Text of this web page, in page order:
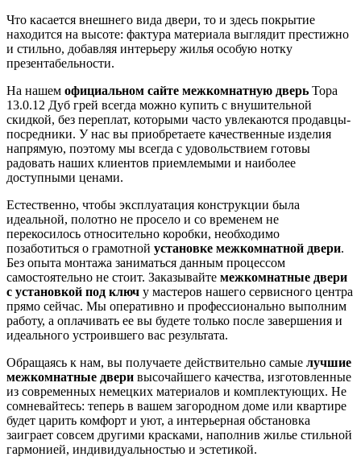
Что касается внешнего вида двери, то и здесь покрытие
находится на высоте: фактура материала выглядит престижно
и стильно, добавляя интерьеру жилья особую нотку
презентабельности.
На нашем официальном сайте межкомнатную дверь Тора
13.0.12 Дуб грей всегда можно купить с внушительной
скидкой, без переплат, которыми часто увлекаются продавцы-
посредники. У нас вы приобретаете качественные изделия
напрямую, поэтому мы всегда с удовольствием готовы
радовать наших клиентов приемлемыми и наиболее
доступными ценами.
Естественно, чтобы эксплуатация конструкции была
идеальной, полотно не просело и со временем не
перекосилось относительно коробки, необходимо
позаботиться о грамотной установке межкомнатной двери.
Без опыта монтажа заниматься данным процессом
самостоятельно не стоит. Заказывайте межкомнатные двери
с установкой под ключ у мастеров нашего сервисного центра
прямо сейчас. Мы оперативно и профессионально выполним
работу, а оплачивать ее вы будете только после завершения и
идеального устроившего вас результата.
Обращаясь к нам, вы получаете действительно самые лучшие
межкомнатные двери высочайшего качества, изготовленные
из современных немецких материалов и комплектующих. Не
сомневайтесь: теперь в вашем загородном доме или квартире
будет царить комфорт и уют, а интерьерная обстановка
заиграет совсем другими красками, наполнив жилье стильной
гармонией, индивидуальностью и эстетикой.